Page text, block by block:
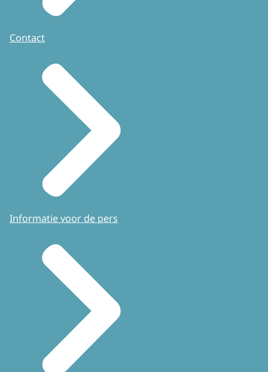
Contact
Informatie voor de pers